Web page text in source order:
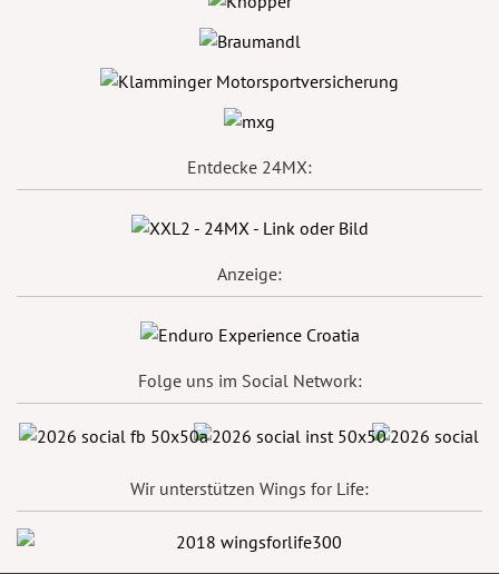
Entdecke 24MX:
Anzeige:
Folge uns im Social Network:
Wir unterstützen Wings for Life: